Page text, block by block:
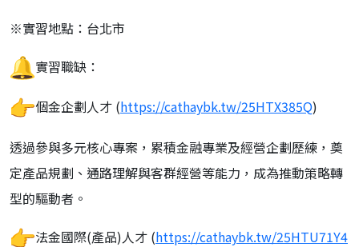
※實習地點：台北市
實習職缺：
個金企劃人才 (https://cathaybk.tw/25HTX385Q)
透過參與多元核心專案，累積金融專業及經營企劃歷練， 奠
定產品規劃、通路理解與客群經營等能力， 成為推動策略轉
型的驅動者。
法金國際(產品)人才 (https://cathaybk.tw/25HTU71Y4